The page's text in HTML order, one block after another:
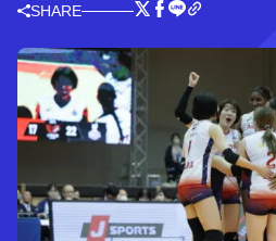
SHARE